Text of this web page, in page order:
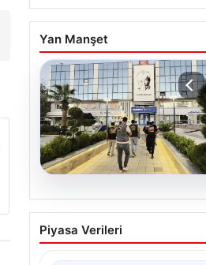
Yan Manşet
05.08.2026
Menderes Belediyesi
Soruşturmasında Firari
Piyasa Verileri